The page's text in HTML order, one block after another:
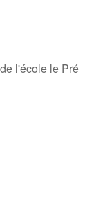
l'école le Pré